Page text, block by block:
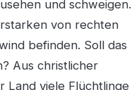
und schweigen.
von rechten
befinden. Soll das
Aus christlicher
Land viele Flüchtlinge